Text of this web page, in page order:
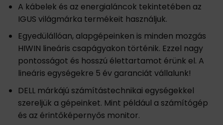
A kábelek és az energialáncok tekintetében az
IGUS világmárka termékeit használjuk.
Egyedülállóan, alapgépeinken is minden mozgás
HIWIN lineáris csapágyakon történik. Ezzel nagy
pontosságot és hosszú élettartamot érünk el. A
lineáris egységekre 5 év garanciát vállalunk!
DELL márkájú számítástechnikai egységekkel
szereljük a gépeinket. Mint például a számítógép
és az érintőképernyős monitor.